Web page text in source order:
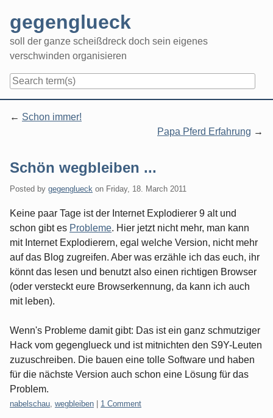
content
gegenglueck
soll der ganze scheißdreck doch sein eigenes
verschwinden organisieren
Schon immer!
Papa Pferd Erfahrung
Schön wegbleiben ...
Posted by gegenglueck on Friday, 18. March 2011
Keine paar Tage ist der Internet Explodierer 9 alt und
schon gibt es Probleme. Hier jetzt nicht mehr, man kann
mit Internet Explodierern, egal welche Version, nicht mehr
auf das Blog zugreifen. Aber was erzähle ich das euch, ihr
könnt das lesen und benutzt also einen richtigen Browser
(oder versteckt eure Browserkennung, da kann ich auch
mit leben).
Wenn's Probleme damit gibt: Das ist ein ganz schmutziger
Hack vom gegenglueck und ist mitnichten den S9Y-Leuten
zuzuschreiben. Die bauen eine tolle Software und haben
für die nächste Version auch schon eine Lösung für das
Problem.
Categories:
nabelschau wegbleiben 1 Comment